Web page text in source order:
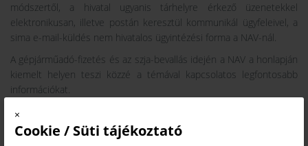
×
Cookie / Süti tájékoztató
módszertől, a hivatal ugyanis tárhelyre érkező üzenetekkel
elektronikusan, illetve postán keresztül kommunikál ügyfeleivel, a
sima e-mail-küldés nem hivatalos ügyintézési forma a NAV-nál.
A gépjárműadó-fizetés és az szja-bevallás idején a NAV a honlapján
kiemelt helyen teszi közzé a témával kapcsolatos legfontosabb
információkat.
mailekide kattintvamegtekinthetőek.